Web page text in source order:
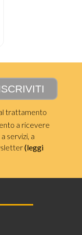
trattamento
a ricevere
servizi, a
(leggi